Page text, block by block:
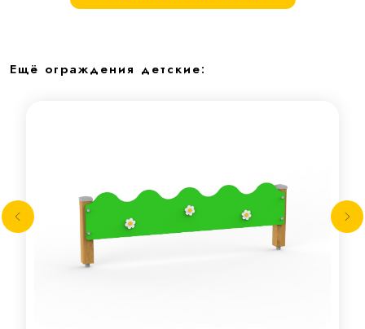
Ещё ограждения детские: